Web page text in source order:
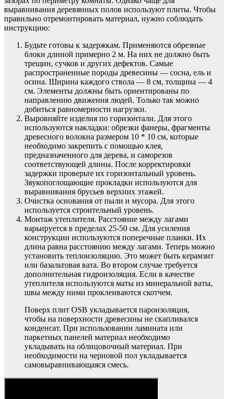
выравнивания деревянных полов используют плиты. Чтобы
правильно отремонтировать материал, нужно соблюдать
инструкцию:
Будьте готовы к задержкам. Применяются обрезные
блоки длиной примерно 2 м. На них не должно быть
трещин, сучков и других дефектов. Самые
распространенные породы древесины — сосна, ель и
осина. Ширина каждого ствола — 8 см, толщина — 4
см. Элементы должны быть ориентированы по
направлению движения людей. Только так можно
добиться равномерности нагрузки.
Выровняйте изделия по горизонтали. Для этого
используются накладки: обрезки фанеры, фрагменты
древесного волокна размером 10 * 10 см, которые
необходимо закрепить с помощью клея,
предназначенного для дерева, и саморезов
соответствующей длины. После корректировки
задержки проверьте их горизонтальный уровень.
Звукопоглощающие прокладки используются для
выравнивания брусьев верхних этажей.
Очистка основания от пыли и мусора. Для этого
используется строительный уровень.
Монтаж утеплителя. Расстояние между лагами
варьируется в пределах 25-50 см. Для усиления
конструкции используются поперечные планки. Их
длина равна расстоянию между лагами. Теперь можно
установить теплоизоляцию. Это может быть керамзит
или базальтовая вата. Во втором случае требуется
дополнительная гидроизоляция. Если в качестве
утеплителя используются маты из минеральной ваты,
швы между ними проклеиваются скотчем.
Поверх плит OSB укладывается пароизоляция,
чтобы на поверхности древесины не скапливался
конденсат. При использовании ламината или
паркетных панелей материал необходимо
укладывать на облицовочный материал. При
необходимости на черновой пол укладывается
самовыравнивающаяся смесь.